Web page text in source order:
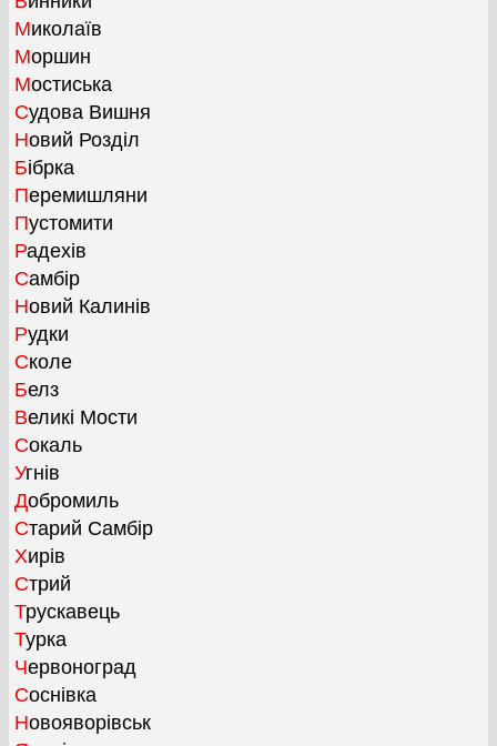
Миколаїв
Моршин
Мостиська
Судова Вишня
Новий Розділ
Бібрка
Перемишляни
Пустомити
Радехів
Самбір
Новий Калинів
Рудки
Сколе
Белз
Великі Мости
Сокаль
Угнів
Добромиль
Старий Самбір
Хирів
Стрий
Трускавець
Турка
Червоноград
Соснівка
Новояворівськ